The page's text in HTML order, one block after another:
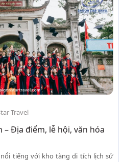
Travel
– Địa điểm, lễ hội, văn hóa
tiếng với kho tàng di tích lịch sử